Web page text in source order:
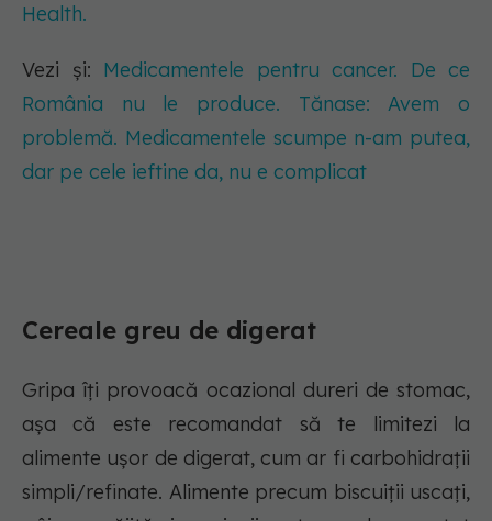
Health.
Vezi și: Medicamentele pentru cancer. De ce
România nu le produce. Tănase: Avem o
problemă. Medicamentele scumpe n-am putea,
dar pe cele ieftine da, nu e complicat
Cereale greu de digerat
Gripa îți provoacă ocazional dureri de stomac,
așa că este recomandat să te limitezi la
alimente ușor de digerat, cum ar fi carbohidrații
simpli/refinate. Alimente precum biscuiții uscați,